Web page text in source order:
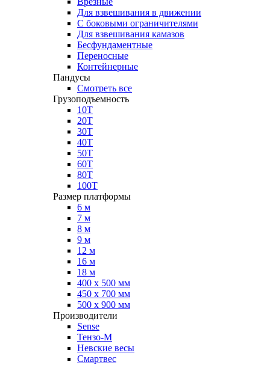
Для взвешивания в движении
С боковыми ограничителями
Для взвешивания камазов
Бесфундаментные
Переносные
Контейнерные
Пандусы
Смотреть все
Грузоподъемность
10Т
20Т
30Т
40Т
50Т
60Т
80Т
100Т
Размер платформы
6 м
7 м
8 м
9 м
12 м
16 м
18 м
400 х 500 мм
450 х 700 мм
500 х 900 мм
Производители
Sense
Тензо-М
Невские весы
Смартвес